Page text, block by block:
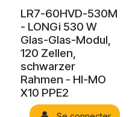
LR7-60HVD-530M
- LONGi 530 W
Glas-Glas-Modul,
120 Zellen,
schwarzer
Rahmen - HI-MO
X10 PPE2